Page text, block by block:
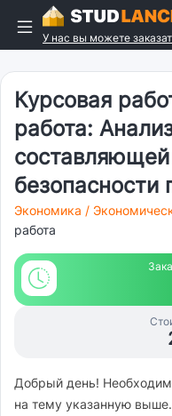
У нас вы можете
Курсовая
работа:
безопасности
Экономика /
работа
Добрый день! Необходима курсовая работа на 30 страниц
на тему указанную